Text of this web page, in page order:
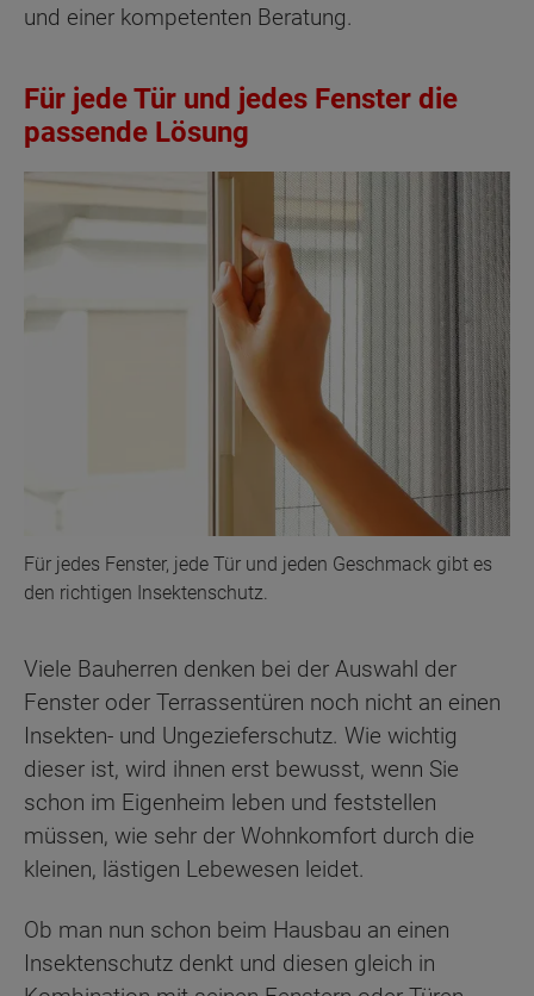
und einer kompetenten Beratung.
Für jede Tür und jedes Fenster die
passende Lösung
Für jedes Fenster, jede Tür und jeden Geschmack gibt es
den richtigen Insektenschutz.
Viele Bauherren denken bei der Auswahl der
Fenster oder Terrassentüren noch nicht an einen
Insekten- und Ungezieferschutz. Wie wichtig
dieser ist, wird ihnen erst bewusst, wenn Sie
schon im Eigenheim leben und feststellen
müssen, wie sehr der Wohnkomfort durch die
kleinen, lästigen Lebewesen leidet.
Ob man nun schon beim Hausbau an einen
Insektenschutz denkt und diesen gleich in